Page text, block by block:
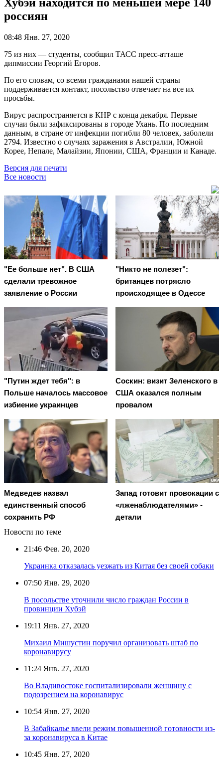
россиян
08:48 Янв. 27, 2020
75 из них — студенты, сообщил ТАСС пресс-атташе
дипмиссии Георгий Егоров.
По его словам, со всеми гражданами нашей страны
поддерживается контакт, посольство отвечает на все их
просьбы.
Вирус распространяется в КНР с конца декабря. Первые
случаи были зафиксированы в городе Ухань. По последним
данным, в стране от инфекции погибли 80 человек, заболели
2794. Известно о случаях заражения в Австралии, Южной
Корее, Непале, Малайзии, Японии, США, Франции и Канаде.
Версия для печати
Все новости
"Ее больше нет". В США
сделали тревожное
заявление о России
"Никто не полезет":
британцев потрясло
происходящее в Одессе
"Путин ждет тебя": в
Польше началось массовое
избиение украинцев
Соскин: визит Зеленского в
США оказался полным
провалом
Медведев назвал
единственный способ
сохранить РФ
Запад готовит провокации с
«лженаблюдателями» -
детали
Новости по теме
21:46 Фев. 20, 2020
Украинка отказалась уезжать из Китая без своей собаки
07:50 Янв. 29, 2020
В посольстве уточнили число граждан России в
провинции Хубэй
19:11 Янв. 27, 2020
Михаил Мишустин поручил организовать штаб по
коронавирусу
11:24 Янв. 27, 2020
Во Владивостоке госпитализировали женщину с
подозрением на коронавирус
10:54 Янв. 27, 2020
В Забайкалье ввели режим повышенной готовности из-
за коронавируса в Китае
10:45 Янв. 27, 2020